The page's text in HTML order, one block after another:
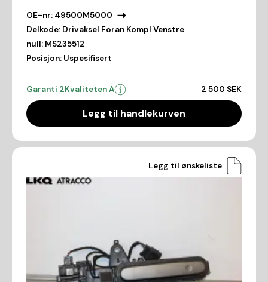
OE-nr: 49500M5000
Delkode: Drivaksel Foran Kompl Venstre
null: MS235512
Posisjon: Uspesifisert
Garanti 2Kvaliteten A 2 500 SEK
Legg til handlekurven
Legg til ønskeliste